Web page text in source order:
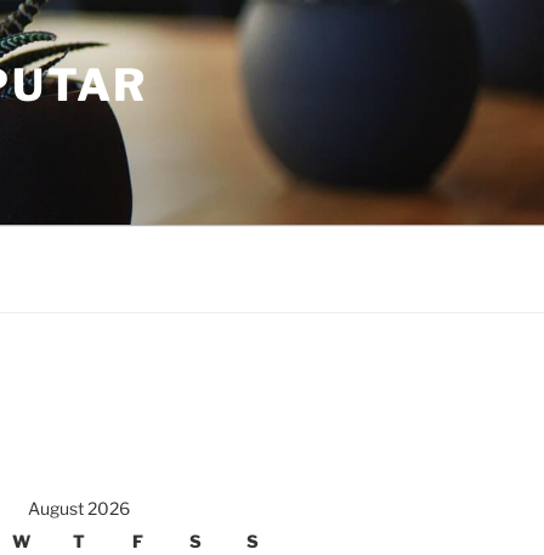
August 2026
W T F S S